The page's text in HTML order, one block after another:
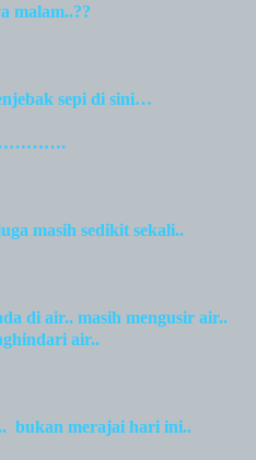
malam..??
sepi di sini…
masih sedikit sekali..
di air.. masih mengusir air..
air..
bukan merajai hari ini..